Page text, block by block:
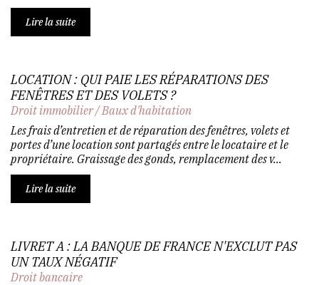
Lire la suite
LOCATION : QUI PAIE LES RÉPARATIONS DES
FENÊTRES ET DES VOLETS ?
Droit immobilier/Baux d'habitation
Les frais d’entretien et de réparation des fenêtres, volets et
portes d’une location sont partagés entre le locataire et le
propriétaire. Graissage des gonds, remplacement des v...
Lire la suite
LIVRET A : LA BANQUE DE FRANCE N'EXCLUT PAS
UN TAUX NÉGATIF
Droit bancaire